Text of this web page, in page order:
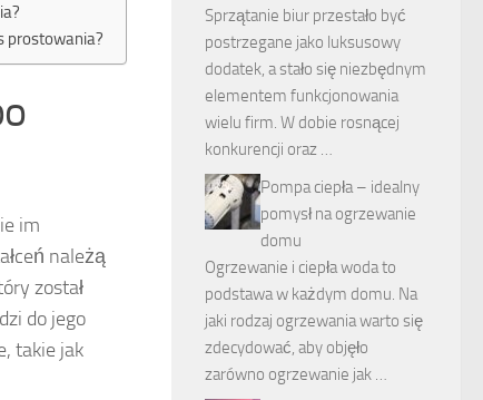
prostowania?
im
należą
został
do jego
takie jak
Sprzątanie biur przestało być
postrzegane jako luksusowy
dodatek, a stało się niezbędnym
elementem funkcjonowania
wielu firm. W dobie rosnącej
konkurencji oraz …
Pompa ciepła – idealny
pomysł na ogrzewanie
domu
Ogrzewanie i ciepła woda to
podstawa w każdym domu. Na
jaki rodzaj ogrzewania warto się
zdecydować, aby objęło
zarówno ogrzewanie jak …